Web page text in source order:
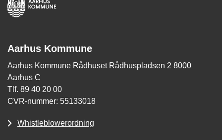
Aarhus Kommune
Aarhus Kommune Rådhuset Rådhuspladsen 2 8000
Aarhus C
Tlf. 89 40 20 00
CVR-nummer: 55133018
Whistleblowerordning